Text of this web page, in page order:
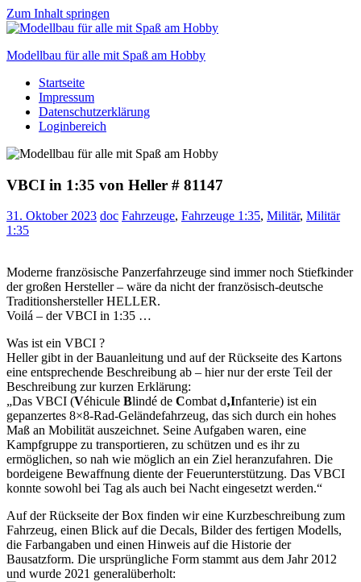
Zum Inhalt springen
Modellbau für alle mit Spaß am Hobby
Scale
modelling
to
Startseite
Impressum
Datenschutzerklärung
Loginbereich
VBCI in 1:35 von Heller # 81147
31. Oktober 2023 doc Fahrzeuge, Fahrzeuge 1:35, Militär, Militär
1:35
Moderne französische Panzerfahrzeuge sind immer noch Stiefkinder
der großen Hersteller – wäre da nicht der französisch-deutsche
Traditionshersteller HELLER.
Voilá – der VBCI in 1:35 …
Was ist ein VBCI ?
Heller gibt in der Bauanleitung und auf der Rückseite des Kartons
eine entsprechende Beschreibung ab – hier nur der erste Teil der
Beschreibung zur kurzen Erklärung:
„Das VBCI (Véhicule Blindé de Combat d‚Infanterie) ist ein
gepanzertes 8×8-Rad-Geländefahrzeug, das sich durch ein hohes
Maß an Mobilität auszeichnet. Seine Aufgaben waren, eine
Kampfgruppe zu transportieren, zu schützen und es ihr zu
ermöglichen, so nah wie möglich an ein Ziel heranzufahren. Die
bordeigene Bewaffnung diente der Feuerunterstützung. Das VBCI
konnte sowohl bei Tag als auch bei Nacht eingesetzt werden.“
Auf der Rückseite der Box finden wir eine Kurzbeschreibung zum
Fahrzeug, einen Blick auf die Decals, Bilder des fertigen Modells,
die Farbangaben und einen Hinweis auf die Historie der
Bausatzform. Die ursprüngliche Form stammt aus dem Jahr 2012
und wurde 2021 generalüberholt: